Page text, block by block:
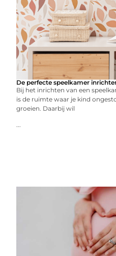
De perfecte speelkamer
Bij het inrichten van een
is de ruimte waar je kind
groeien. Daarbij wil
...